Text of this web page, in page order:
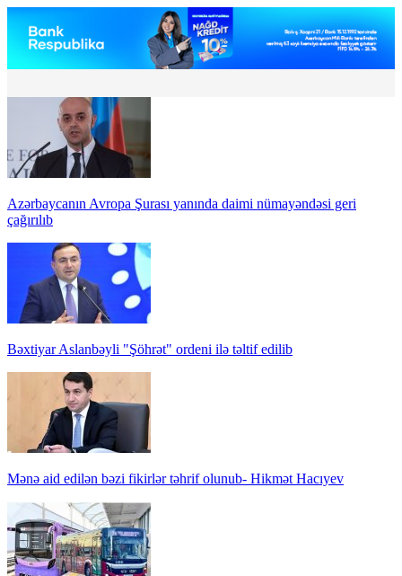
Azərbaycanın Avropa Şurası yanında daimi nümayəndəsi geri
çağırılıb
Bəxtiyar Aslanbəyli "Şöhrət" ordeni ilə təltif edilib
Mənə aid edilən bəzi fikirlər təhrif olunub- Hikmət Hacıyev